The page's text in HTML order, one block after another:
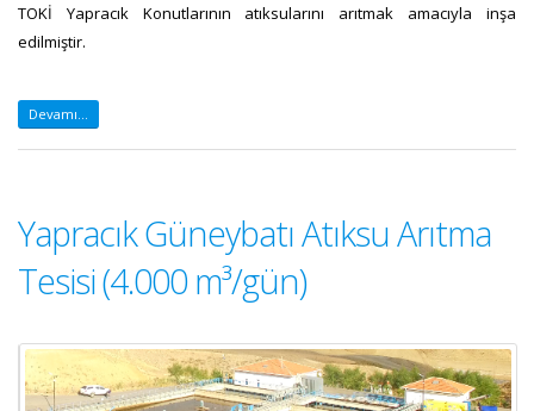
TOKİ Yapracık Konutlarının atıksularını arıtmak amacıyla inşa
edilmiştir.
Devamı...
Yapracık Güneybatı Atıksu Arıtma
Tesisi (4.000 m³/gün)